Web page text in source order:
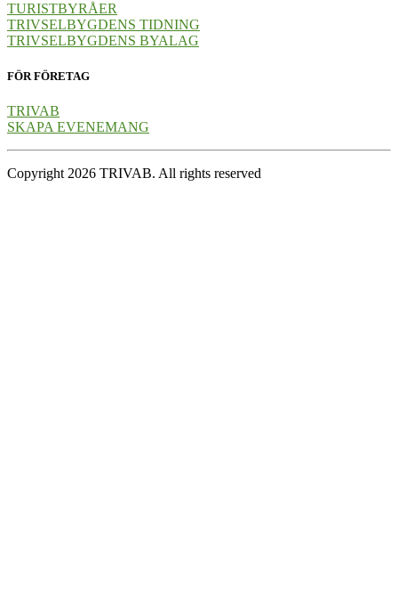
TURISTBYRÅER
TRIVSELBYGDENS TIDNING
TRIVSELBYGDENS BYALAG
FÖR FÖRETAG
TRIVAB
SKAPA EVENEMANG
Copyright 2026 TRIVAB. All rights reserved